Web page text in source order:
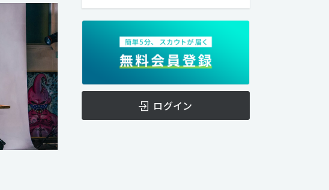
ログイン